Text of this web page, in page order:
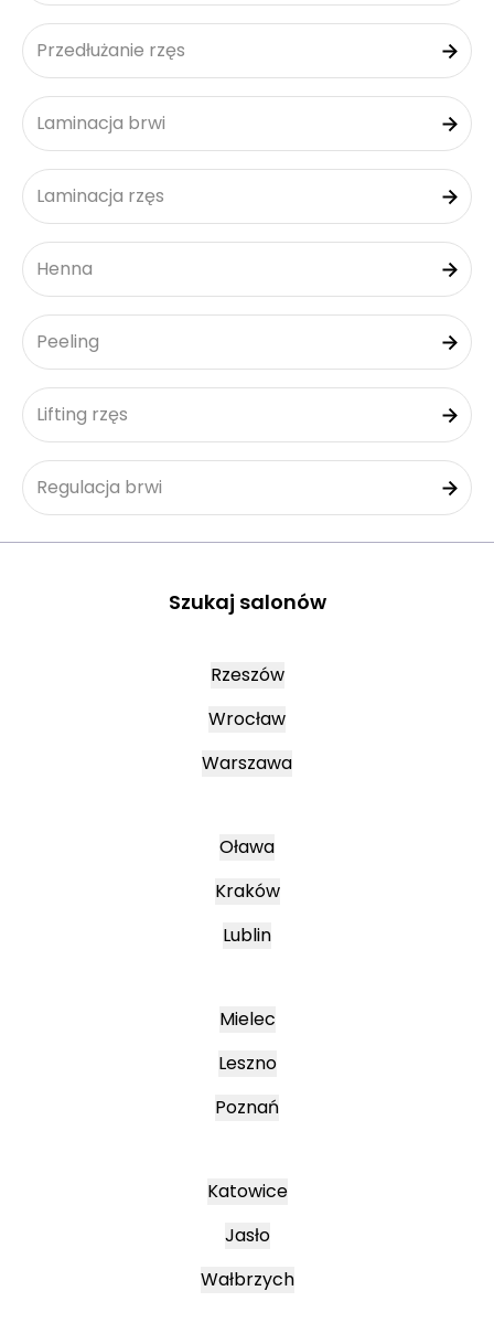
Przedłużanie rzęs
Laminacja brwi
Laminacja rzęs
Henna
Peeling
Lifting rzęs
Regulacja brwi
Szukaj salonów
Rzeszów
Wrocław
Warszawa
Oława
Kraków
Lublin
Mielec
Leszno
Poznań
Katowice
Jasło
Wałbrzych